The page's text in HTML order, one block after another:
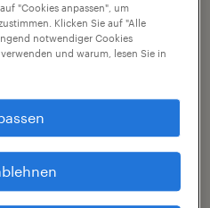
"Cookies anpassen", um
Klicken Sie auf "Alle
notwendiger Cookies
und warum, lesen Sie in